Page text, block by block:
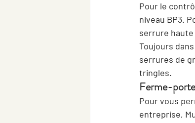
Pour le
niveau BP3.
serrure haute
Toujours
serrures de
tringles.
Ferme-
Pour vous
entreprise,